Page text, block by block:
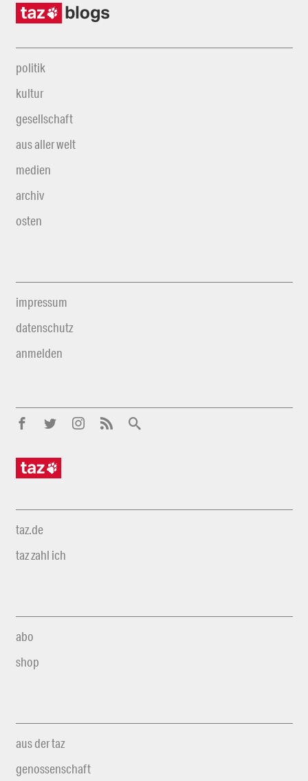
politik
kultur
gesellschaft
aus aller welt
medien
archiv
osten
impressum
datenschutz
anmelden
taz.de
taz zahl ich
abo
shop
aus der taz
genossenschaft